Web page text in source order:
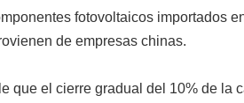
fotovoltaicos importados
de empresas chinas.
que el cierre gradual del 10% de la